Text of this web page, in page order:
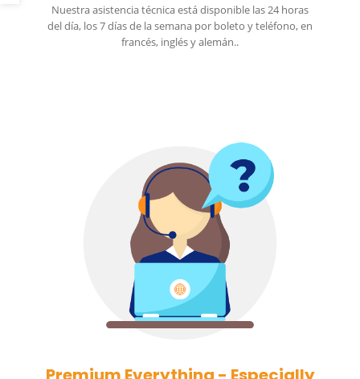
Nuestra asistencia técnica está disponible las 24 horas
del día, los 7 días de la semana por boleto y teléfono, en
francés, inglés y alemán..